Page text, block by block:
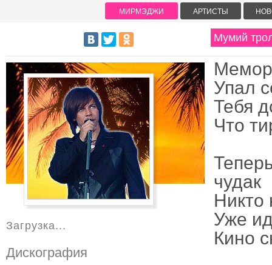
Мумий
Упал
Тебя
Что
чудак
Никто
Уже
Кино
Загрузка...
Дискография
МИРМЭДЖИ АРТИСТЫ